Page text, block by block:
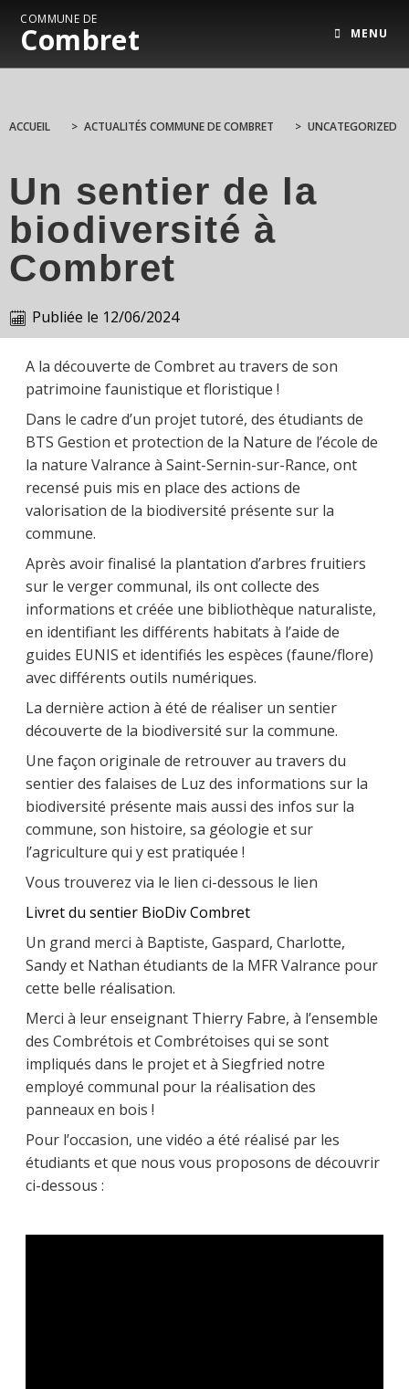
COMMUNE DE
Combret MENU
ACCUEIL > ACTUALITÉS COMMUNE DE COMBRET > UNCATEGORIZED
Un sentier de la
biodiversité à
Combret
Publiée le 12/06/2024
A la découverte de Combret au travers de son
patrimoine faunistique et floristique !
Dans le cadre d’un projet tutoré, des étudiants de
BTS Gestion et protection de la Nature de l’école de
la nature Valrance à Saint-Sernin-sur-Rance, ont
recensé puis mis en place des actions de
valorisation de la biodiversité présente sur la
commune.
Après avoir finalisé la plantation d’arbres fruitiers
sur le verger communal, ils ont collecte des
informations et créée une bibliothèque naturaliste,
en identifiant les différents habitats à l’aide de
guides EUNIS et identifiés les espèces (faune/flore)
avec différents outils numériques.
La dernière action à été de réaliser un sentier
découverte de la biodiversité sur la commune.
Une façon originale de retrouver au travers du
sentier des falaises de Luz des informations sur la
biodiversité présente mais aussi des infos sur la
commune, son histoire, sa géologie et sur
l’agriculture qui y est pratiquée !
Vous trouverez via le lien ci-dessous le lien
Livret du sentier BioDiv Combret
Un grand merci à Baptiste, Gaspard, Charlotte,
Sandy et Nathan étudiants de la MFR Valrance pour
cette belle réalisation.
Merci à leur enseignant Thierry Fabre, à l’ensemble
des Combrétois et Combrétoises qui se sont
impliqués dans le projet et à Siegfried notre
employé communal pour la réalisation des
panneaux en bois !
Pour l’occasion, une vidéo a été réalisé par les
étudiants et que nous vous proposons de découvrir
ci-dessous :